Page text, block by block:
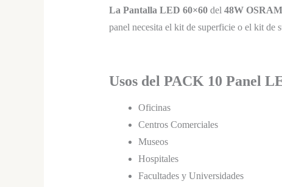
La Pantalla LED 60×60del 48W
panel necesita el kit de superficie o el kit de
Usos del PACK 10 Panel
Oficinas
Centros Comerciales
Museos
Hospitales
Facultades y Universidades